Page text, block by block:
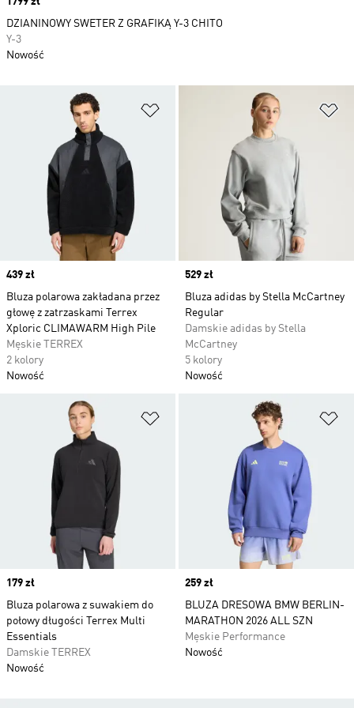
Dodaj do listy życzeń
Price
439 zł
Bluza polarowa zakładana przez
głowę z zatrzaskami Terrex
Xploric CLIMAWARM High Pile
Męskie TERREX
2 kolory
Nowość
Price
529 zł
Bluza adidas by Stella McCartney
Regular
Damskie adidas by Stella
McCartney
5 kolory
Nowość
Dodaj do listy życzeń
Price
179 zł
Bluza polarowa z suwakiem do
połowy długości Terrex Multi
Essentials
Damskie TERREX
Nowość
Price
259 zł
BLUZA DRESOWA BMW BERLIN-
MARATHON 2026 ALL SZN
Męskie Performance
Nowość
DZIANINOWY SWETER Z GRAFIKĄ Y-3 CHITO
Y-3
Nowość